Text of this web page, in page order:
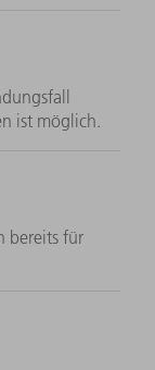
ist möglich.
bereits für